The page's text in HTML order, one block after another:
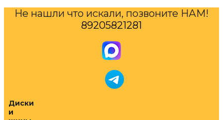
Не нашли что искали, позвоните НАМ!
89205821281
Диски
и